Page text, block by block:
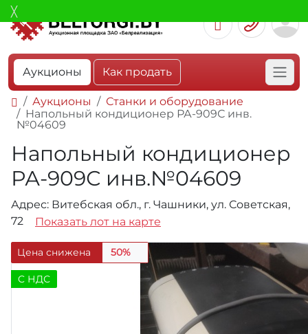
Аукционы Как продать
Аукционы
Станки и оборудование
Напольный кондиционер РА-909С инв.
№04609
Напольный кондиционер
РА-909С инв.№04609
Адрес: Витебская обл., г. Чашники, ул. Советская,
72
Показать лот на карте
Цена снижена 50%
C НДС